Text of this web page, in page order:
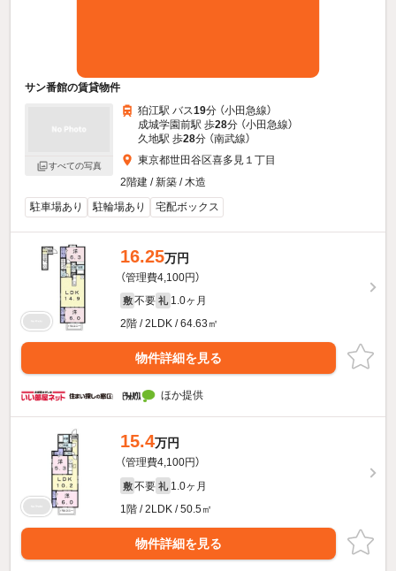
サン番館の賃貸物件
すべての写真
狛江駅 バス19分 （小田急線）
成城学園前駅 歩28分 （小田急線）
久地駅 歩28分 （南武線）
東京都世田谷区喜多見１丁目
2階建 / 新築 / 木造
駐車場あり
駐輪場あり 宅配ボックス
16.25万円
（管理費4,100円）
敷 不要 礼 1.0ヶ月
2階 / 2LDK / 64.63㎡
物件詳細を見る
ほか提供
15.4万円
（管理費4,100円）
敷 不要 礼 1.0ヶ月
1階 / 2LDK / 50.5㎡
物件詳細を見る